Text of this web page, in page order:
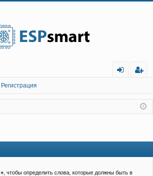
д
ис
тр
Регистрация
+ , чтобы определить слова, которые должны быть в